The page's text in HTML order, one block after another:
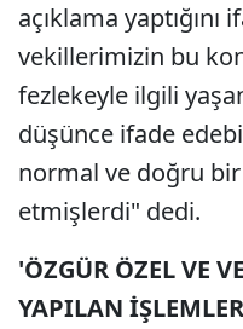
açıklama
vekillerimizin bu
fezlekeyle ilgili
düşünce ifade
normal ve doğru
etmişlerdi" dedi.
'ÖZGÜR ÖZEL VE
YAPILAN